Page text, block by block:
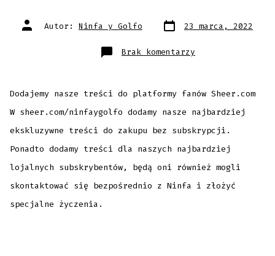
Autor
wpisuAutor: Ninfa y Golfo Data
wpisu23 marca, 2022
Brak komentarzy
Nowy
Dodajemy nasze treści do platformy fanów Sheer.com
W sheer.com/ninfaygolfo dodamy nasze najbardziej
ekskluzywne treści do zakupu bez subskrypcji.
Ponadto dodamy treści dla naszych najbardziej
lojalnych subskrybentów, będą oni również mogli
skontaktować się bezpośrednio z Ninfa i złożyć
specjalne życzenia.